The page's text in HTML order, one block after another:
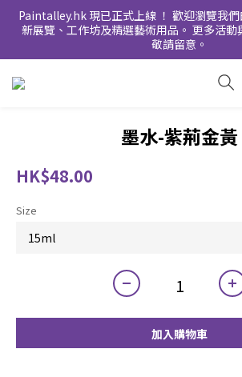
Paintalley.hk 現已正式上線 ！ 歡迎瀏覽我
新展覽、工作坊及精選藝術用品。 更多活動
敬請留意。
墨水-紫荊金黃
HK$48.00
Size
加入購物車